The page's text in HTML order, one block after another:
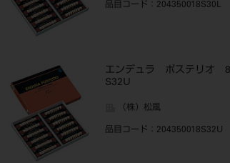
品目コード ：204350018S30L
エンデュラ ポステリ
S32U
（株）松風
品目コード ：204350018S32U